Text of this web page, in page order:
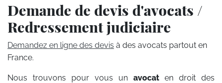
Demande de devis d'avocats /
Redressement judiciaire
Demandez en ligne des devis à des avocats partout en
France.
Nous trouvons pour vous un avocat en droit des